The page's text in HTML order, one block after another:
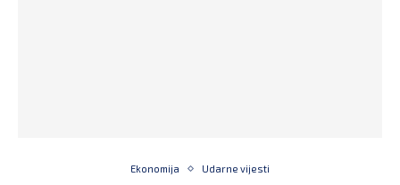
Ekonomija Udarne vijesti